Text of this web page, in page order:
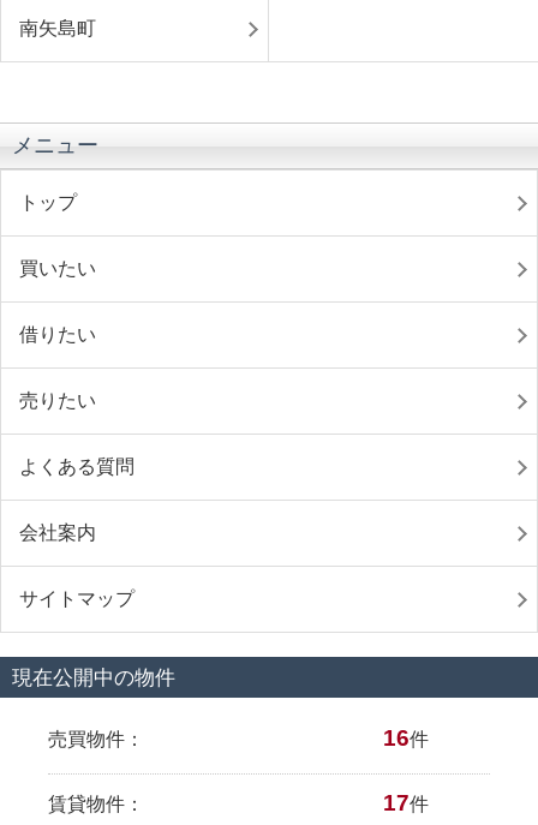
南矢島町
メニュー
トップ
買いたい
借りたい
売りたい
よくある質問
会社案内
サイトマップ
現在公開中の物件
売買物件： 16件
賃貸物件： 17件